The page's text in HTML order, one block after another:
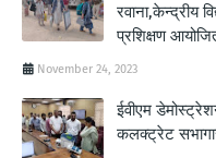
रवाना,केन्द्रीय
प्रशिक्षण
November 24, 2023
ईवीएम
कलक्ट्रेट